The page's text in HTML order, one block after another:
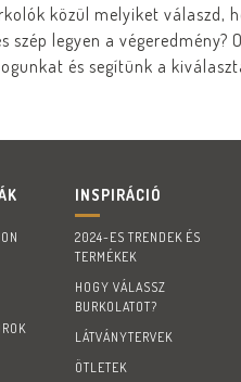
közül melyiket válaszd,
szép legyen a végeredmény?
és segítünk a
INSPIRÁCIÓ
2024-ES TRENDEK ÉS
TERMÉKEK
HOGY VÁLASSZ
BURKOLATOT?
LÁTVÁNYTERVEK
ÖTLETEK